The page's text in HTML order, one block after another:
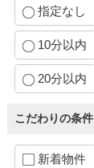
指定なし
10分以内
20分以内
こだわりの条件
新着物件